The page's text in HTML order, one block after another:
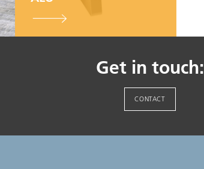
100% Swiss Made
Individualisierbar
ReparaturserviceGet in touch:
CONTACT